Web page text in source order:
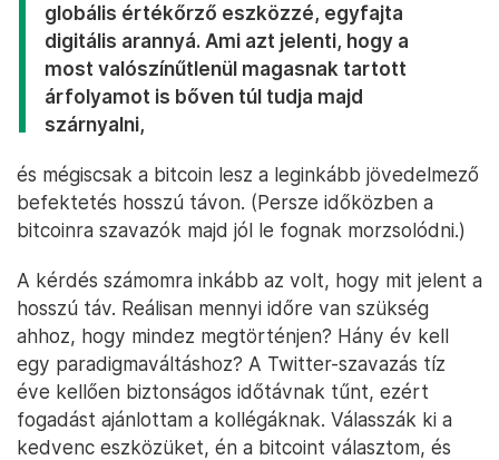
globális értékőrző eszközzé, egyfajta
digitális arannyá. Ami azt jelenti, hogy a
most valószínűtlenül magasnak tartott
árfolyamot is bőven túl tudja majd
szárnyalni,
és mégiscsak a bitcoin lesz a leginkább jövedelmező
befektetés hosszú távon. (Persze időközben a
bitcoinra szavazók majd jól le fognak morzsolódni.)
A kérdés számomra inkább az volt, hogy mit jelent a
hosszú táv. Reálisan mennyi időre van szükség
ahhoz, hogy mindez megtörténjen? Hány év kell
egy paradigmaváltáshoz? A Twitter-szavazás tíz
éve kellően biztonságos időtávnak tűnt, ezért
fogadást ajánlottam a kollégáknak. Válasszák ki a
kedvenc eszközüket, én a bitcoint választom, és